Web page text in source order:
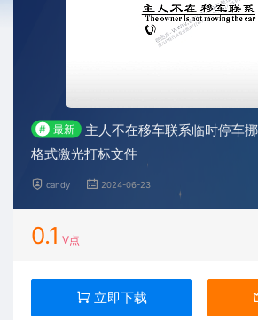
# 最新
主人不在移车联系临时停车
格式激光打标文件
candy 2024-06-23
0.1 V点
立即下载